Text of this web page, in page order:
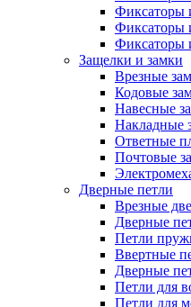
Фиксаторы
Фиксаторы
Фиксаторы
Защелки и замки
Врезные
Кодовые
Навесные
Накладные
Ответные
Почтовые
Дверные петли
Врезные
Дверные
Петли
Ввертные
Дверные
Петли для
Петли для